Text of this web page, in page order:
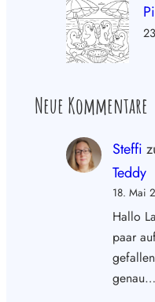
Neue Kommentare
Steffi
Teddy
18. Mai
Hallo
paar
genau…